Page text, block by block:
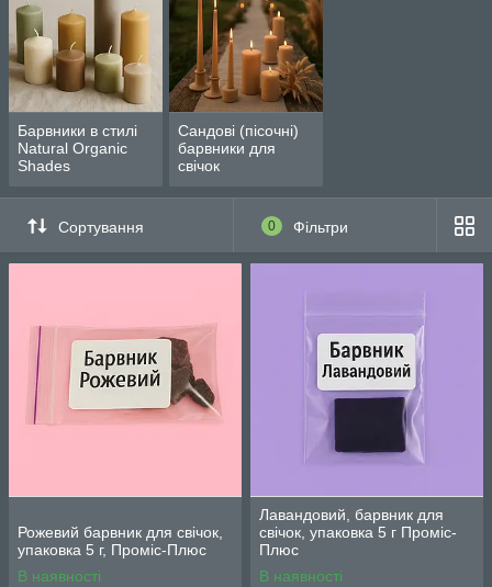
📦 Паковання 5 г вистачає для фарбування
г свічкової маси
✅ Підходить для різних типів воску: соєвого, бджолиного,
парафінового, кокосового тощо.
✅ Рівномірно розчиняється, не утворює осаду, забезпечує
стабільний колір після застигання.
✅ Ідеальний вибір для лімітованих серій, тематичних
колекцій та ексклюзивних дизайнів.
Bekro PANTONE — коли колір має значення.
Барвники в стилі
Natural Organic
Shades
Сандові (пісочні)
барвники для
свічок
Сортування 0 Фільтри
Рожевий барвник для свічок,
упаковка 5 г, Проміс-Плюс
В наявності
Лавандовий, барвник для
свічок, упаковка 5 г Проміс-
Плюс
В наявності